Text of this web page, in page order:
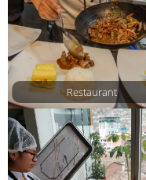
Restaurant